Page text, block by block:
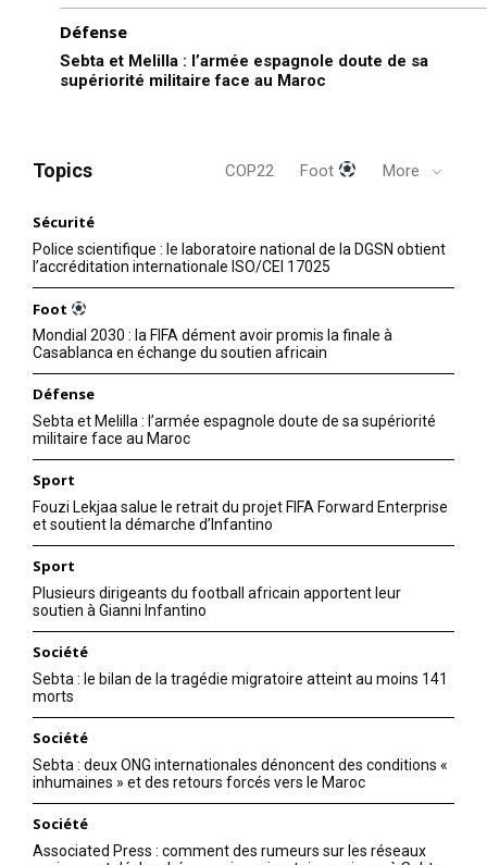
le1.ma
l'intelligence de
Défense
Sebta et Melilla : l’armée espagnole doute de sa
supériorité militaire face au Maroc
Topics COP22 Foot More
Sécurité
Police scientifique : le laboratoire national de la DGSN obtient
l’accréditation internationale ISO/CEI 17025
Foot
Mondial 2030 : la FIFA dément avoir promis la finale à
Casablanca en échange du soutien africain
Défense
Sebta et Melilla : l’armée espagnole doute de sa supériorité
militaire face au Maroc
Sport
Fouzi Lekjaa salue le retrait du projet FIFA Forward Enterprise
et soutient la démarche d’Infantino
Sport
Plusieurs dirigeants du football africain apportent leur
soutien à Gianni Infantino
Société
Sebta : le bilan de la tragédie migratoire atteint au moins 141
morts
Société
Sebta : deux ONG internationales dénoncent des conditions «
inhumaines » et des retours forcés vers le Maroc
Société
Associated Press : comment des rumeurs sur les réseaux